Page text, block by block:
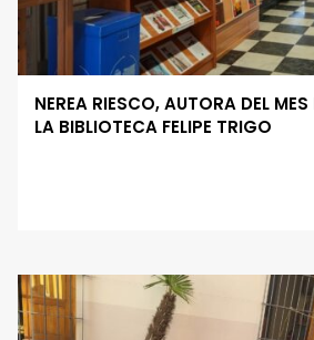
NEREA RIESCO, AUTORA DEL
LA BIBLIOTECA FELIPE TRIGO